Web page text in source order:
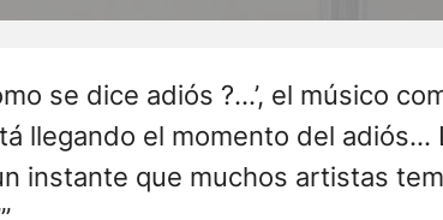
se dice adiós ?…’, el músico
llegando el momento del
instante que muchos artistas